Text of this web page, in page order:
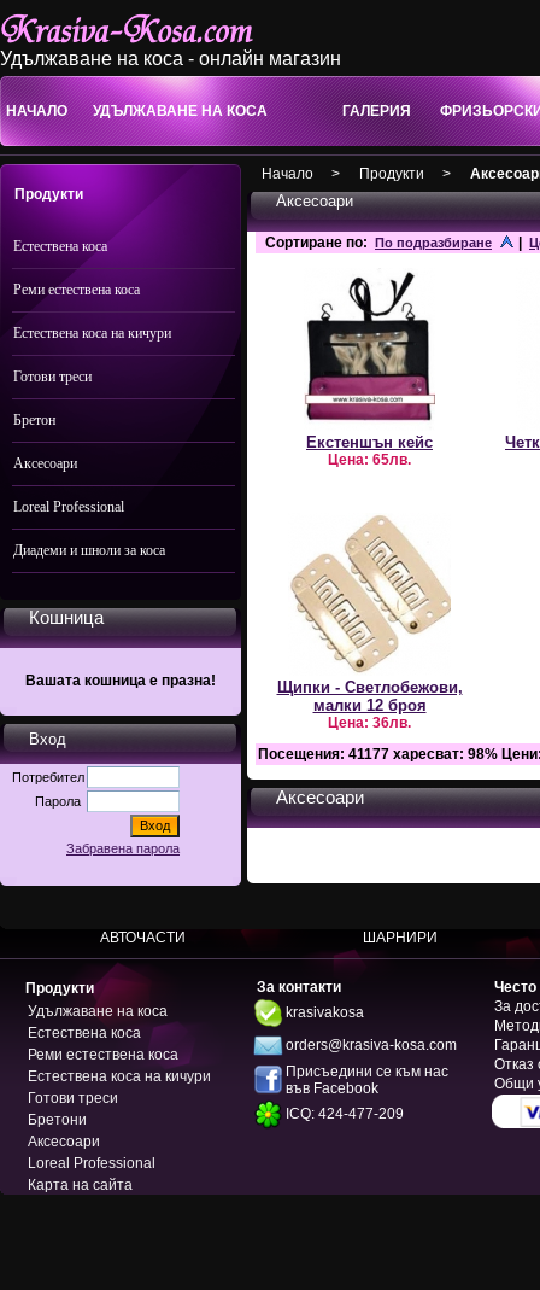
Удължаване на коса - онлайн магазин
НАЧАЛО УДЪЛЖАВАНЕ НА КОСА ГАЛЕРИЯ
Продукти
Естествена коса
Реми естествена коса
Естествена коса на кичури
Готови треси
Бретон
Аксесоари
Loreal Professional
Диадеми и шноли за коса
Кошница
Вашата кошница е празна!
Вход
Потребител
Парола
Забравена парола
Начало > Продукти >
Аксесоари
Сортиране по: По подразбиране
Екстеншън кейс
Цена: 65лв.
Щипки - Светлобежови,
малки 12 броя
Цена: 36лв.
Посещения: 41177 харесват: 98%
Аксесоари
АВТОЧАСТИ ШАРНИРИ
Продукти
Удължаване на коса
Естествена коса
Реми естествена коса
Естествена коса на кичури
Готови треси
Бретони
Аксесоари
Loreal Professional
Карта на сайта
За контакти
krasivakosa
orders@krasiva-kosa.com
Присъедини се към нас
във Facebook
ICQ: 424-477-209
Често
За
Отказ
Общи